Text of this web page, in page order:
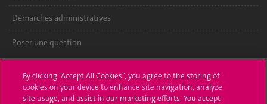
Démarches administratives
Poser une question
UNIGE Mobile
By clicking “Accept All Cookies”, you agree to the storing of
cookies on your device to enhance site navigation, analyze
site usage, and assist in our marketing efforts. You accept